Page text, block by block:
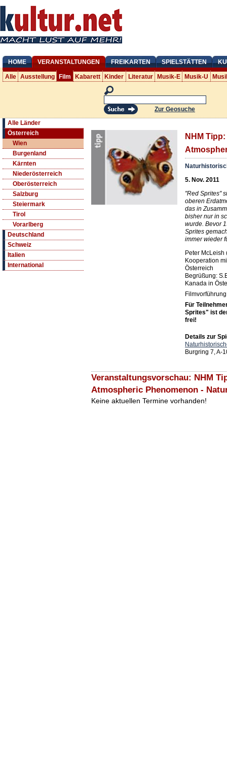
HOME VERANSTALTUNGEN FREIKARTEN SPIELSTÄTTEN
Alle Ausstellung Film Kabarett Kinder Literatur Musik-E Musik-U
Zur Geosuche
Alle Länder
Österreich
Wien
Burgenland
Kärnten
Niederösterreich
Oberösterreich
Salzburg
Steiermark
Tirol
Vorarlberg
Deutschland
Schweiz
Italien
International
NHM
5. Nov. 2011
"Red Sprites"
oberen
das in
bisher nur in
wurde. Bevor
Sprites
immer wieder
Peter McLeish
Kooperation
Österreich
Begrüßung:
Kanada in
Für
Sprites" ist
frei!
Details zur
Burgring 7, A-
Veranstaltungsvorschau: NHM
Atmospheric Phenomenon -
Keine aktuellen Termine vorhanden!